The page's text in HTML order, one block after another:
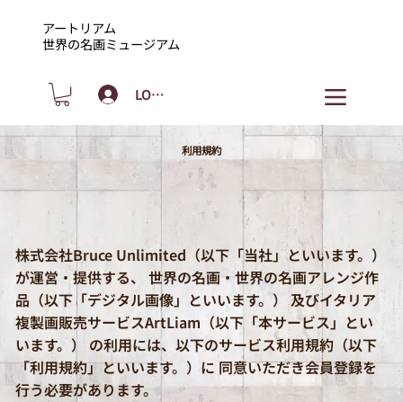
アートリアム
​世界の名画ミュージアム
LOGIN
利用規約
株式会社Bruce Unlimited（以下「当社」といいます。）
が運営・提供する、 世界の名画・世界の名画アレンジ作
品（以下「デジタル画像」といいます。） 及びイタリア
複製画販売サービスArtLiam（以下「本サービス」とい
います。） の利用には、以下のサービス利用規約（以下
「利用規約」といいます。）に 同意いただき会員登録を
行う必要があります。